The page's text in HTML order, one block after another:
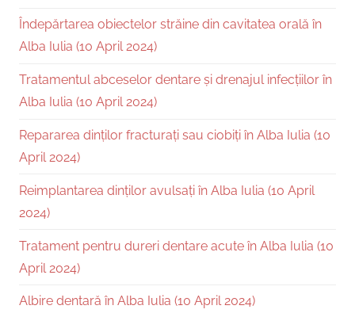
Îndepărtarea obiectelor străine din cavitatea orală în
Alba Iulia (10 April 2024)
Tratamentul abceselor dentare și drenajul infecțiilor în
Alba Iulia (10 April 2024)
Repararea dinților fracturați sau ciobiți în Alba Iulia (10
April 2024)
Reimplantarea dinților avulsați în Alba Iulia (10 April
2024)
Tratament pentru dureri dentare acute în Alba Iulia (10
April 2024)
Albire dentară în Alba Iulia (10 April 2024)